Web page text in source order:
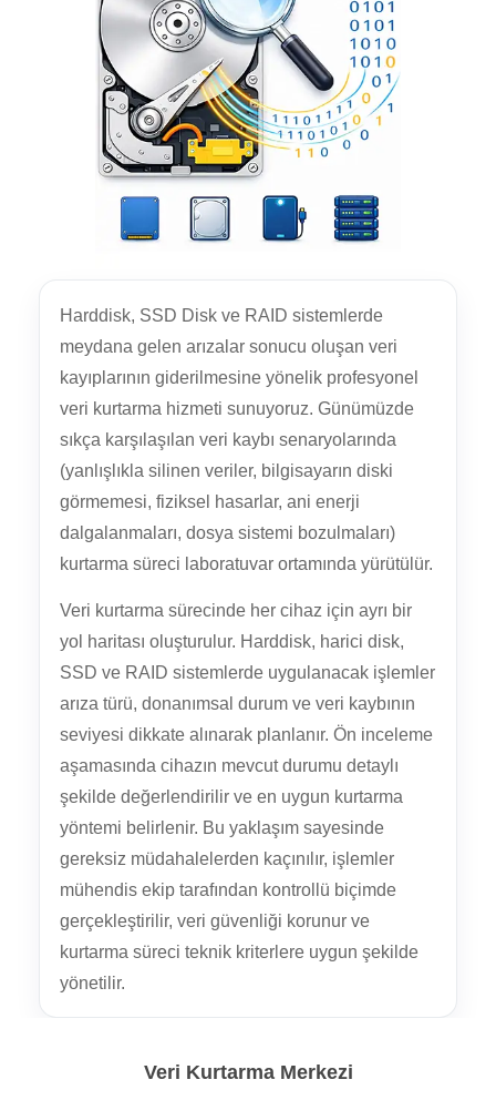
Harddisk, SSD Disk ve RAID sistemlerde
meydana gelen arızalar sonucu oluşan veri
kayıplarının giderilmesine yönelik profesyonel
veri kurtarma hizmeti sunuyoruz. Günümüzde
sıkça karşılaşılan veri kaybı senaryolarında
(yanlışlıkla silinen veriler, bilgisayarın diski
görmemesi, fiziksel hasarlar, ani enerji
dalgalanmaları, dosya sistemi bozulmaları)
kurtarma süreci laboratuvar ortamında yürütülür.
Veri kurtarma sürecinde her cihaz için ayrı bir
yol haritası oluşturulur. Harddisk, harici disk,
SSD ve RAID sistemlerde uygulanacak işlemler
arıza türü, donanımsal durum ve veri kaybının
seviyesi dikkate alınarak planlanır. Ön inceleme
aşamasında cihazın mevcut durumu detaylı
şekilde değerlendirilir ve en uygun kurtarma
yöntemi belirlenir. Bu yaklaşım sayesinde
gereksiz müdahalelerden kaçınılır, işlemler
mühendis ekip tarafından kontrollü biçimde
gerçekleştirilir, veri güvenliği korunur ve
kurtarma süreci teknik kriterlere uygun şekilde
yönetilir.
Veri Kurtarma Merkezi